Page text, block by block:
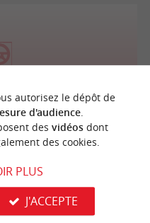
n
o
t
r
e
c
o
u
p
d
e
c
o
e
u
r
autorisez le dépôt de
d'audience.
des vidéosdont
des cookies.
PLUS
J'ACCEPTE